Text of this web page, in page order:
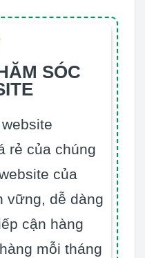
SÓC
rẻ của chúng
của
vững, dễ dàng
cận hàng
mỗi tháng